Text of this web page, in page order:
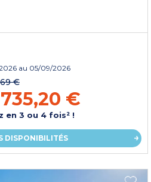
au 05/09/2026
€
735,20 €
en 3 ou 4 fois² !
DISPONIBILITÉS